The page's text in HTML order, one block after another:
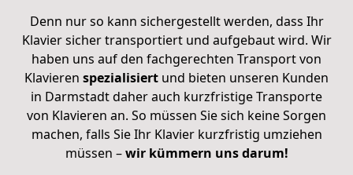
Denn nur so kann sichergestellt werden, dass Ihr
Klavier sicher transportiert und aufgebaut wird. Wir
haben uns auf den fachgerechten Transport von
Klavieren spezialisiert und bieten unseren Kunden
in Darmstadt daher auch kurzfristige Transporte
von Klavieren an. So müssen Sie sich keine Sorgen
machen, falls Sie Ihr Klavier kurzfristig umziehen
müssen –wir kümmern uns darum!